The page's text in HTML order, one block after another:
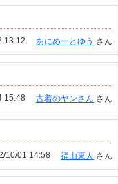
あにめーとゆう さん
13:12
古着のヤンさん さん
15:48
福山東人 さん
10/01 14:58